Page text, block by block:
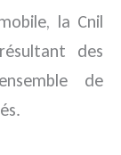
la Cnil
des
de